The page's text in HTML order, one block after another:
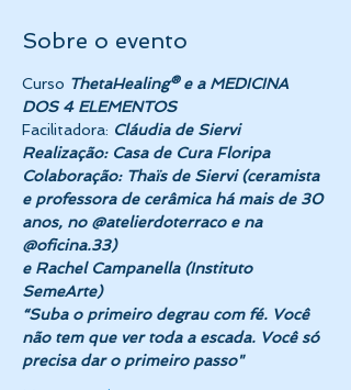
Sobre o evento
Curso ThetaHealing® e a MEDICINA
DOS 4 ELEMENTOS
Facilitadora: Cláudia de Siervi
Realização: Casa de Cura Floripa
Colaboração: Thaïs de Siervi (ceramista
e professora de cerâmica há mais de 30
anos, no @atelierdoterraco e na
@oficina.33)
e Rachel Campanella (Instituto
SemeArte)
“Suba o primeiro degrau com fé. Você
não tem que ver toda a escada. Você só
precisa dar o primeiro passo"